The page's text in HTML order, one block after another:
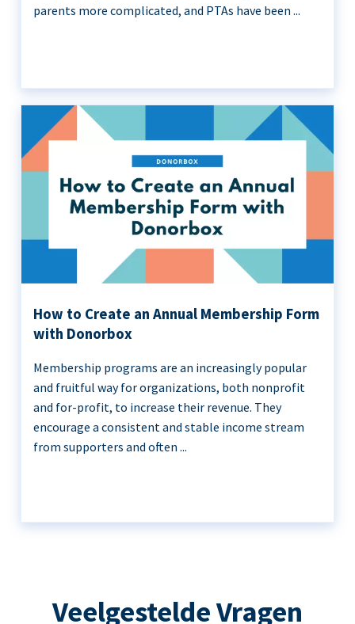
parents more complicated, and PTAs have been ...
How to Create an Annual Membership Form
with Donorbox
Membership programs are an increasingly popular
and fruitful way for organizations, both nonprofit
and for-profit, to increase their revenue. They
encourage a consistent and stable income stream
from supporters and often ...
Veelgestelde Vragen